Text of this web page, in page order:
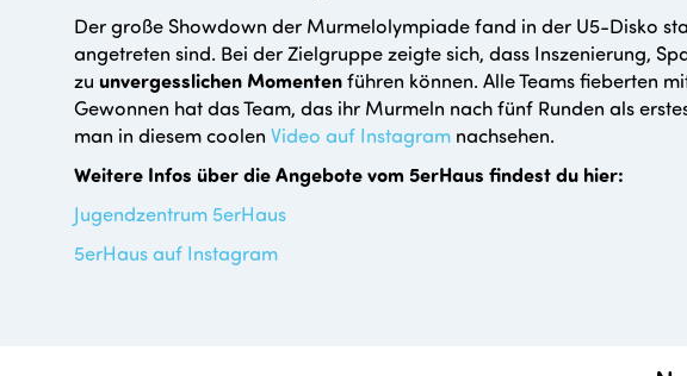
Der große Showdown der Murmelolympiade fand in der U5-Disko
angetreten sind. Bei der Zielgruppe zeigte sich, dass Inszenierung,
zu unvergesslichen Momentenführen können. Alle Teams fieberten
Gewonnen hat das Team, das ihr Murmeln nach fünf Runden als
man in diesem coolen Video auf Instagram nachsehen.
Weitere Infos über die Angebote vom 5erHaus findest du hier:
Jugendzentrum 5erHaus
5erHaus auf Instagram